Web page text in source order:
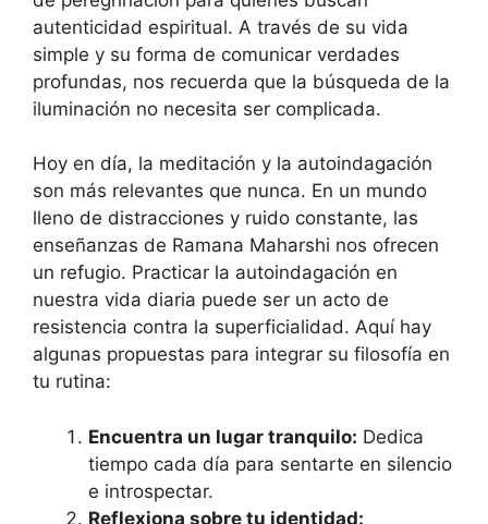
autenticidad espiritual. A través de su vida
simple y su forma de comunicar verdades
profundas, nos recuerda que la búsqueda de la
iluminación no necesita ser complicada.
Hoy en día, la meditación y la autoindagación
son más relevantes que nunca. En un mundo
lleno de distracciones y ruido constante, las
enseñanzas de Ramana Maharshi nos ofrecen
un refugio. Practicar la autoindagación en
nuestra vida diaria puede ser un acto de
resistencia contra la superficialidad. Aquí hay
algunas propuestas para integrar su filosofía en
tu rutina:
Encuentra un lugar tranquilo: Dedica
tiempo cada día para sentarte en silencio
e introspectar.
Reflexiona sobre tu identidad: